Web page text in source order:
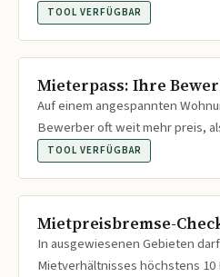
TOOL VERFÜGBAR
Mieterpass: Ihre
Auf einem angespannten
Bewerber oft weit mehr preis,
TOOL VERFÜGBAR
Mietpreisbremse-
In ausgewiesenen Gebieten
Mietverhältnisses höchstens